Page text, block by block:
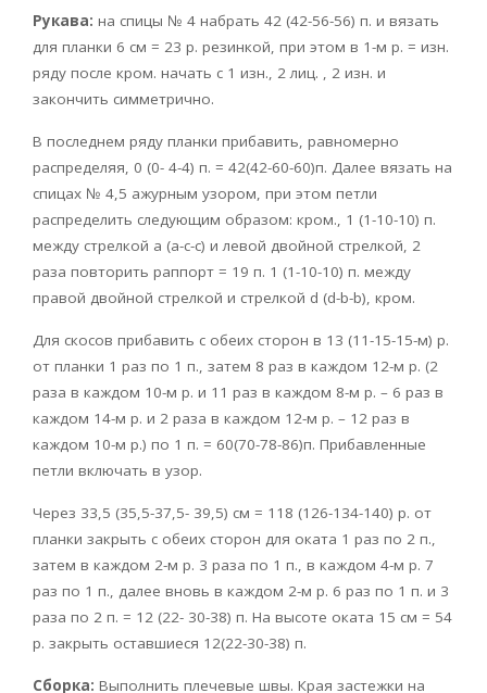
Рукава: на спицы № 4 набрать 42 (42-56-56) п. и вязать
для планки 6 см = 23 р. резинкой, при этом в 1-м р. = изн.
ряду после кром. начать с 1 изн., 2 лиц. , 2 изн. и
закончить симметрично.
В последнем ряду планки прибавить, равномерно
распределяя, 0 (0- 4-4) п. = 42(42-60-60)п. Далее вязать на
спицах № 4,5 ажурным узором, при этом петли
распределить следующим образом: кром., 1 (1-10-10) п.
между стрелкой а (а-с-с) и левой двойной стрелкой, 2
раза повторить раппорт = 19 п. 1 (1-10-10) п. между
правой двойной стрелкой и стрелкой d (d-b-b), кром.
Для скосов прибавить с обеих сторон в 13 (11-15-15-м) р.
от планки 1 раз по 1 п., затем 8 раз в каждом 12-м р. (2
раза в каждом 10-м р. и 11 раз в каждом 8-м р. – 6 раз в
каждом 14-м р. и 2 раза в каждом 12-м р. – 12 раз в
каждом 10-м р.) по 1 п. = 60(70-78-86)п. Прибавленные
петли включать в узор.
Через 33,5 (35,5-37,5- 39,5) см = 118 (126-134-140) р. от
планки закрыть с обеих сторон для оката 1 раз по 2 п.,
затем в каждом 2-м р. 3 раза по 1 п., в каждом 4-м р. 7
раз по 1 п., далее вновь в каждом 2-м р. 6 раз по 1 п. и 3
раза по 2 п. = 12 (22- 30-38) п. На высоте оката 15 см = 54
р. закрыть оставшиеся 12(22-30-38) п.
Сборка: Выполнить плечевые швы. Края застежки на